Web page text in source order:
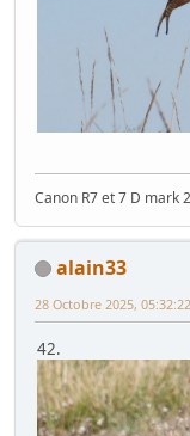
Canon R7 et 7 D mark
alain33
28 Octobre 2025, 05:32:22
42.